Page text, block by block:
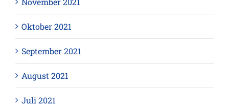
Oktober 2021
September 2021
August 2021
Juli 2021